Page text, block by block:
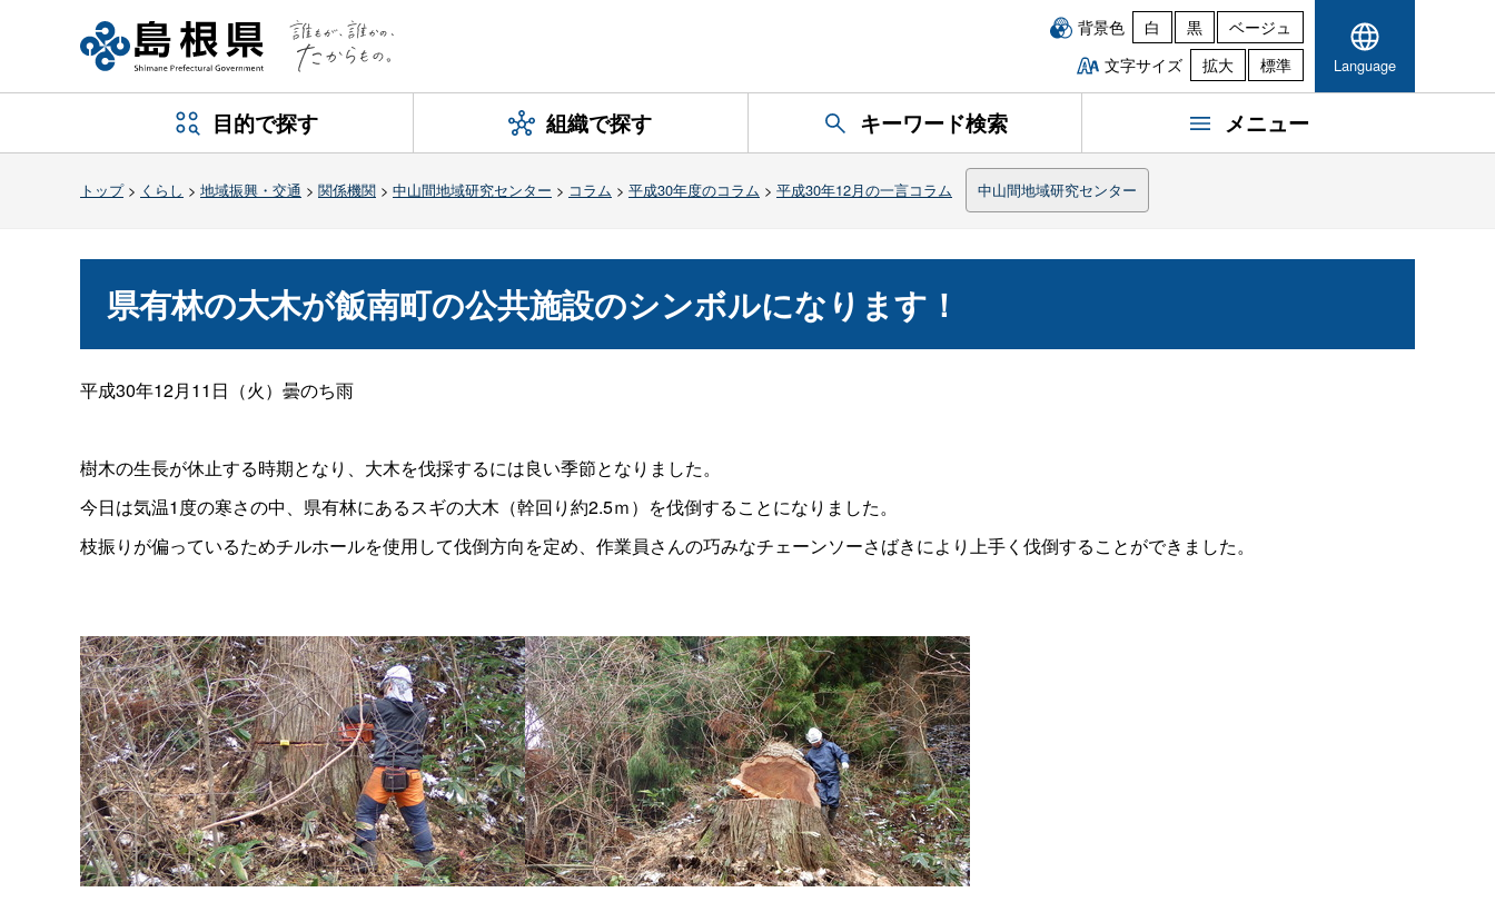
背景色 白 黒
ベージュ
文字サイズ
拡大 標準 Language
目的で探す 組織で探す キーワード検索 メニュー
トップ> くらし > 地域振興・交通 > 関係機関 > 中山間地域研究センター > コラム > 平成30年度のコラム > 平成30年12月の一言コラム 中山間地域研究センター
県有林の大木が飯南町の公共施設のシンボルになります！
平成30年12月11 日（火）曇のち雨
樹木の生長が休止する時期となり、大木を伐採するには良い季節となりました。
今日は気温1度の寒さの中、県有林にあるスギの大木（幹回り約2.5ｍ）を伐倒することになりました。
枝振りが偏っているためチルホールを使用して伐倒方向を定め、作業員さんの巧みなチェーンソーさばきにより上手く伐倒することができました。